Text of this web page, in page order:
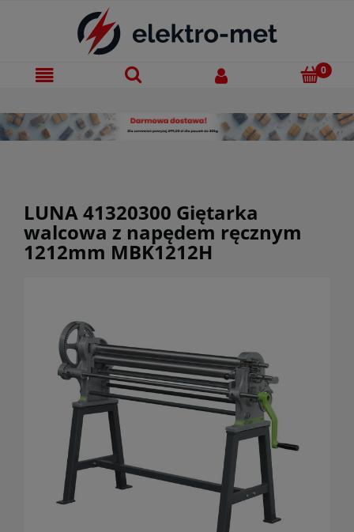
LUNA 41320300 Giętarka
walcowa z napędem ręcznym
1212mm MBK1212H